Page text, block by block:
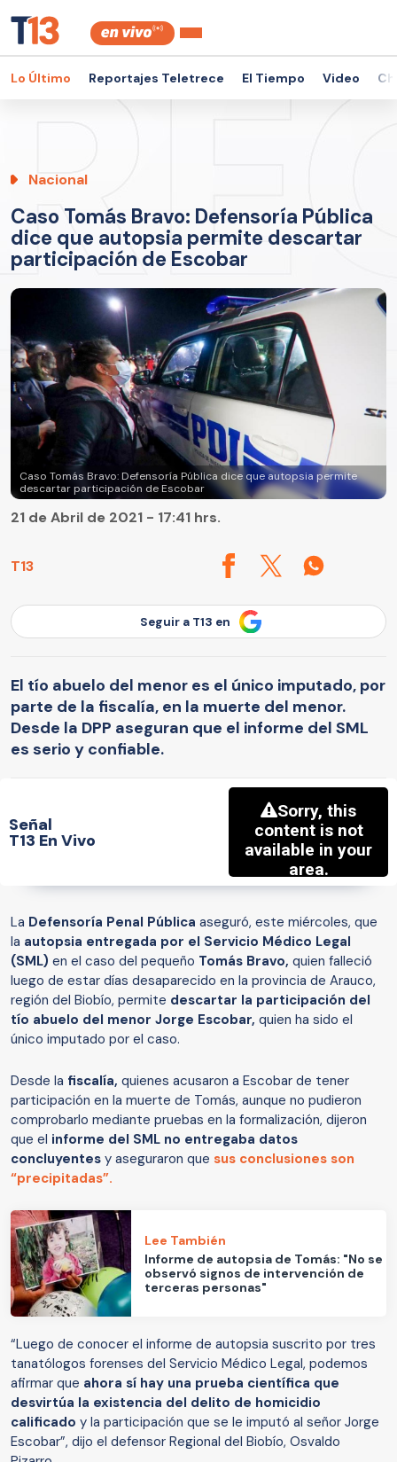
Lo Último Reportajes Teletrece El Tiempo Video
Nacional
Caso Tomás Bravo: Defensoría Pública
dice que autopsia permite descartar
participación de Escobar
Caso Tomás Bravo: Defensoría Pública dice que autopsia permite
descartar participación de Escobar
T13
21 de Abril de 2021 - 17:41 hrs.
Seguir a T13 en
El tío abuelo del menor es el único imputado, por
parte de la fiscalía, en la muerte del menor.
Desde la DPP aseguran que el informe del SML
es serio y confiable.
Señal
T13 En Vivo
La Defensoría Penal Pública aseguró, este miércoles, que
la autopsia entregada por el Servicio Médico Legal
(SML) en el caso del pequeño Tomás Bravo, quien falleció
luego de estar días desaparecido en la provincia de Arauco,
región del Biobío, permite descartar la participación del
tío abuelo del menor Jorge Escobar, quien ha sido el
único imputado por el caso.
Desde la fiscalía, quienes acusaron a Escobar de tener
participación en la muerte de Tomás, aunque no pudieron
comprobarlo mediante pruebas en la formalización, dijeron
que el informe del SML no entregaba datos
concluyentes y aseguraron que sus conclusiones son
“precipitadas”.
Lee También
Informe de autopsia de Tomás: "No se
observó signos de intervención de
terceras personas"
“Luego de conocer el informe de autopsia suscrito por tres
tanatólogos forenses del Servicio Médico Legal, podemos
afirmar que ahora sí hay una prueba científica que
desvirtúa la existencia del delito de homicidio
calificado y la participación que se le imputó al señor Jorge
Escobar”, dijo el defensor Regional del Biobío, Osvaldo